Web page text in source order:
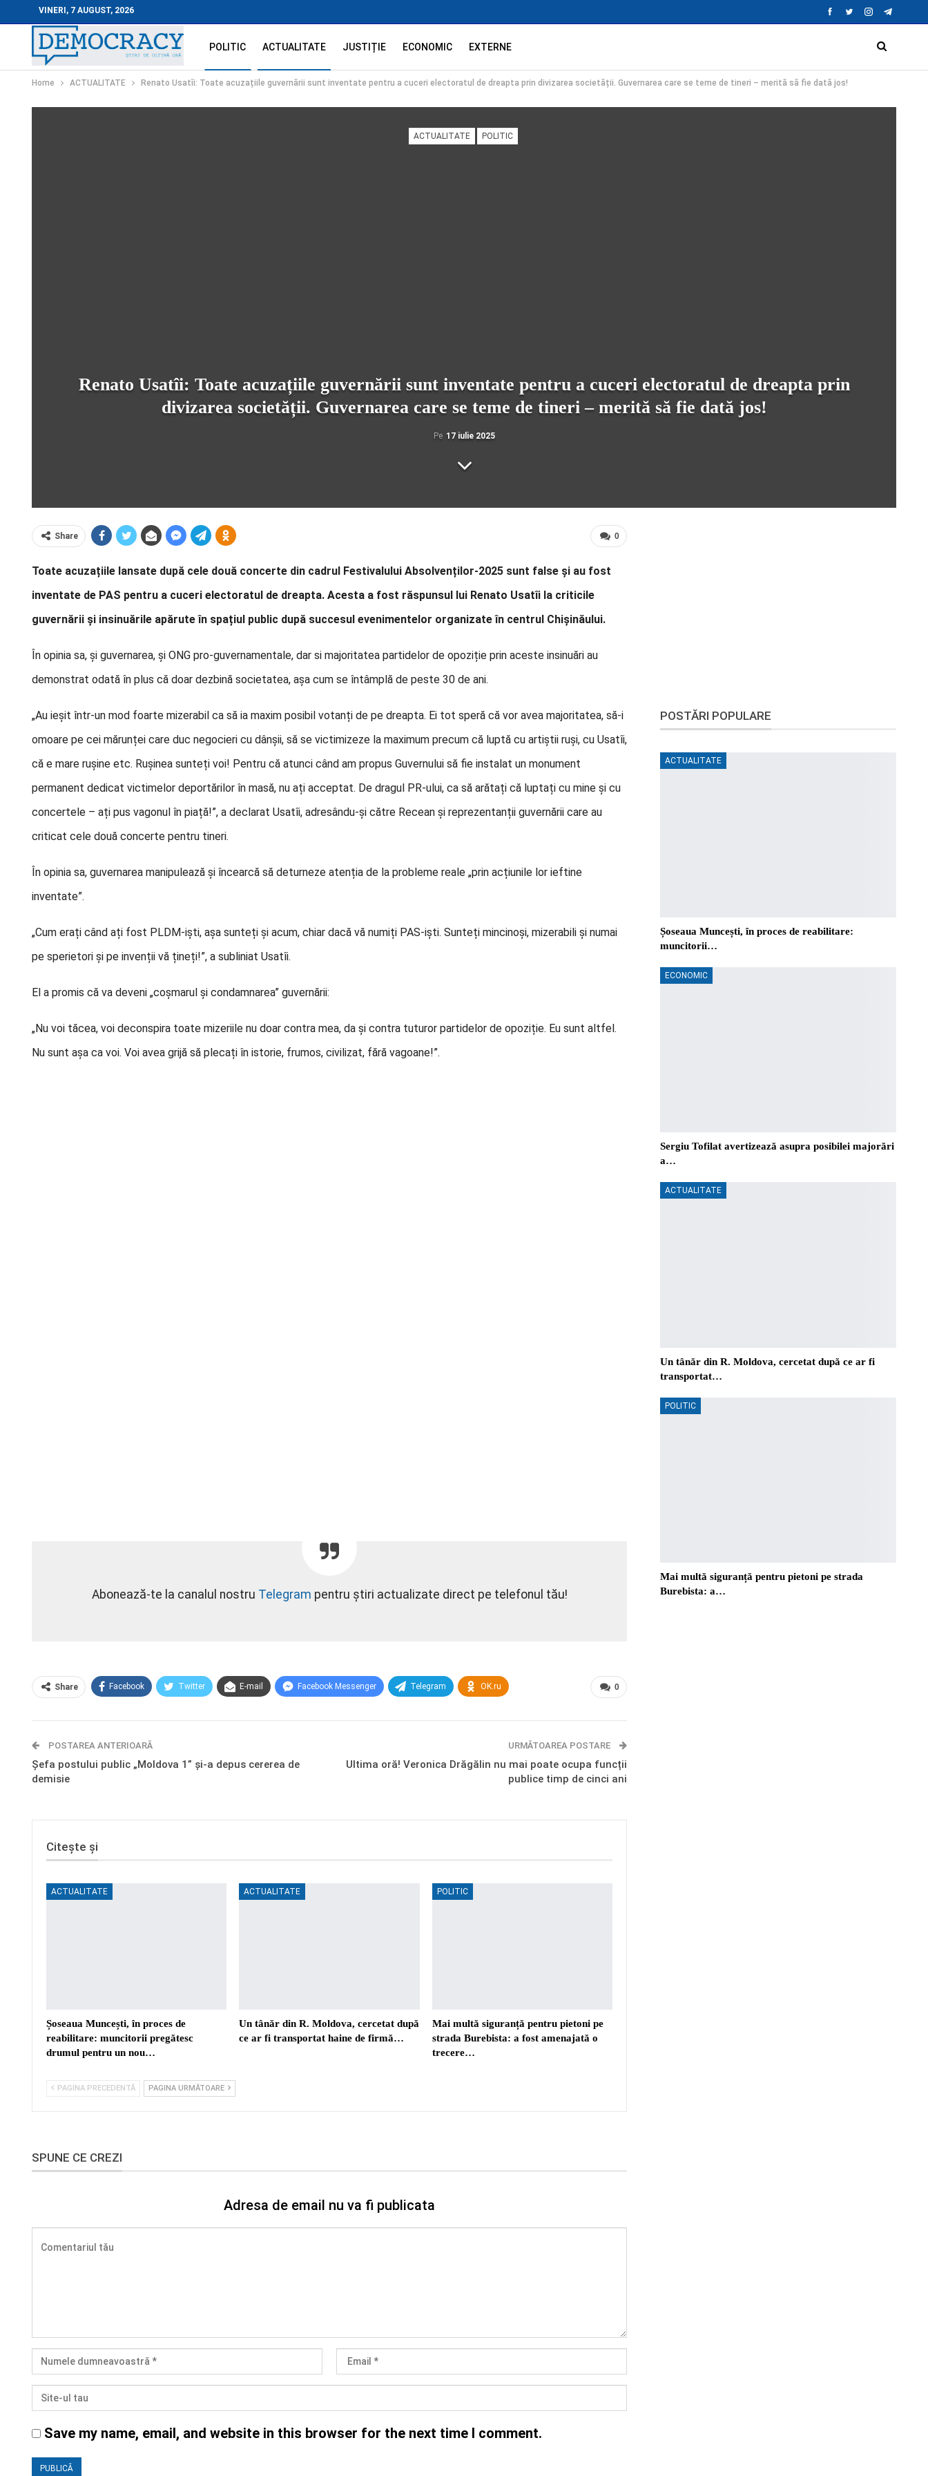
VINERI, 7 AUGUST, 2026
POLITIC ACTUALITATE JUSTIȚIE ECONOMIC EXTERNE
Home ACTUALITATE Renato Usatîi: Toate acuzațiile guvernării sunt inventate pentru a cuceri electoratul de dreapta prin divizarea societății. Guvernarea care se teme de tineri – merită să fie dată jos!
ACTUALITATE POLITIC
Renato Usatîi: Toate acuzațiile guvernării sunt inventate pentru a cuceri electoratul de dreapta prin
divizarea societății. Guvernarea care se teme de tineri – merită să fie dată jos!
Pe 17 iulie 2025
0
Share
Toate acuzațiile lansate după cele două concerte din cadrul Festivalului Absolvenților-2025 sunt false și au fost
inventate de PAS pentru a cuceri electoratul de dreapta. Acesta a fost răspunsul lui Renato Usatîi la criticile
guvernării și insinuările apărute în spațiul public după succesul evenimentelor organizate în centrul Chișinăului.
În opinia sa, și guvernarea, și ONG pro-guvernamentale, dar si majoritatea partidelor de opoziție prin aceste insinuări au
demonstrat odată în plus că doar dezbină societatea, așa cum se întâmplă de peste 30 de ani.
„Au ieșit într-un mod foarte mizerabil ca să ia maxim posibil votanți de pe dreapta. Ei tot speră că vor avea majoritatea, să-i
omoare pe cei mărunței care duc negocieri cu dânșii, să se victimizeze la maximum precum că luptă cu artiștii ruși, cu Usatîi,
că e mare rușine etc. Rușinea sunteți voi! Pentru că atunci când am propus Guvernului să fie instalat un monument
permanent dedicat victimelor deportărilor în masă, nu ați acceptat. De dragul PR-ului, ca să arătați că luptați cu mine și cu
concertele – ați pus vagonul în piață!”, a declarat Usatîi, adresându-și către Recean și reprezentanții guvernării care au
criticat cele două concerte pentru tineri.
În opinia sa, guvernarea manipulează și încearcă să deturneze atenția de la probleme reale „prin acțiunile lor ieftine
inventate”.
„Cum erați când ați fost PLDM-iști, așa sunteți și acum, chiar dacă vă numiți PAS-iști. Sunteți mincinoși, mizerabili și numai
pe sperietori și pe invenții vă țineți!”, a subliniat Usatîi.
El a promis că va deveni „coșmarul și condamnarea” guvernării:
„Nu voi tăcea, voi deconspira toate mizeriile nu doar contra mea, da și contra tuturor partidelor de opoziție. Eu sunt altfel.
Nu sunt așa ca voi. Voi avea grijă să plecați în istorie, frumos, civilizat, fără vagoane!”.
Abonează-te la canalul nostru Telegram pentru știri actualizate direct pe telefonul tău!
0
Share Facebook Twitter E-mail Facebook Messenger Telegram OK.ru
POSTAREA ANTERIOARĂ
Șefa postului public „Moldova 1” și-a depus cererea de
demisie
URMĂTOAREA POSTARE
Ultima oră! Veronica Drăgălin nu mai poate ocupa funcții
publice timp de cinci ani
Citește și
ACTUALITATE
Șoseaua Muncești, în proces de
reabilitare: muncitorii pregătesc
drumul pentru un nou…
ACTUALITATE
Un tânăr din R. Moldova, cercetat după
ce ar fi transportat haine de firmă…
POLITIC
Mai multă siguranță pentru pietoni pe
strada Burebista: a fost amenajată o
trecere…
PAGINA PRECEDENTĂ PAGINA URMĂTOARE
SPUNE CE CREZI
Adresa de email nu va fi publicata
Save my name, email, and website in this browser for the next time I comment.
POSTĂRI POPULARE
ACTUALITATE
Șoseaua Muncești, în proces de reabilitare:
muncitorii…
ECONOMIC
Sergiu Tofilat avertizează asupra posibilei majorări
a…
ACTUALITATE
Un tânăr din R. Moldova, cercetat după ce ar fi
transportat…
POLITIC
Mai multă siguranță pentru pietoni pe strada
Burebista: a…